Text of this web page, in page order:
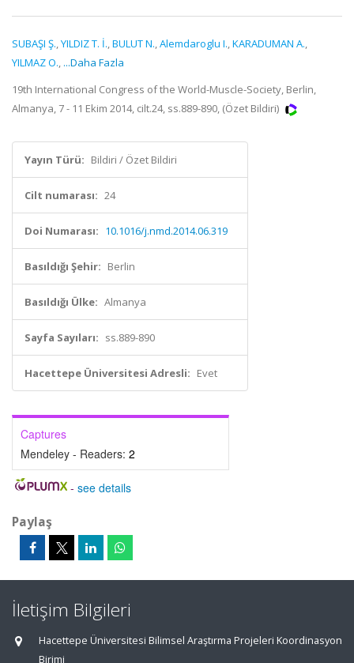
SUBAŞI Ş.,YILDIZ T. İ.,BULUT N.,Alemdaroglu I.,KARADUMAN A.,
YILMAZ O., ...Daha Fazla
19th International Congress of the World-Muscle-Society, Berlin,
Almanya, 7 - 11 Ekim 2014, cilt.24, ss.889-890, (Özet Bildiri)
Yayın Türü: Bildiri / Özet Bildiri
Cilt numarası: 24
Doi Numarası: 10.1016/j.nmd.2014.06.319
Basıldığı Şehir: Berlin
Basıldığı Ülke: Almanya
Sayfa Sayıları: ss.889-890
Hacettepe Üniversitesi Adresli: Evet
Captures
Mendeley - Readers: 2
- see details
Paylaş
İletişim Bilgileri
Hacettepe Üniversitesi Bilimsel Araştırma Projeleri Koordinasyon
Birimi